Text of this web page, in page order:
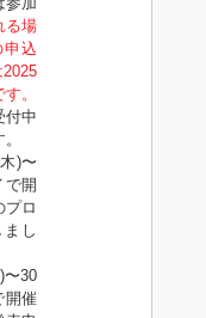
る場
申込
。
付中
)〜
開
プロ
し
〜30
開催